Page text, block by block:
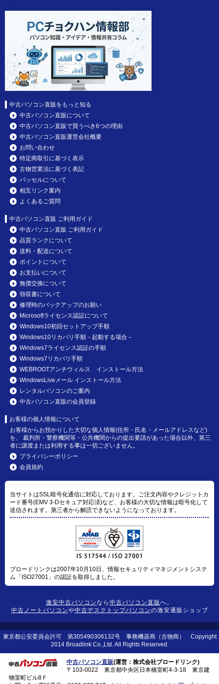
中古パソコン直販をもっと知る
中古パソコン直販について
中古パソコン直販で買うべき6つの理由
中古パソコン直販運営会社概要
お問い合わせ
特定商取引に基づく表示
古物営業法に基づく表記
パッセルについて
相互リンク案内
よくあるご質問
中古パソコン直販 ご利用ガイド
中古パソコン直販 ご利用ガイド
品質ランクについて
送料・配送について
ポイントについて
お支払いについて
無償交換について
領収書について
修理時のバックアップのお願い
Microsoftライセンス認証について
Windows10初回セットアップ手順
Windows10リカバリ手順－起動する場合－
Windows7ライセンス認証の手順
Windows7リカバリ手順
WEBROOTアンチウィルス インストール方法
WindowsLiveメール インストール方法
レンタルパソコンのご案内
中古パソコン直販の会員登録
お客様の個人情報について
お客様からお預かりした大切な個人情報(住所・氏名・メールアドレスなど)
を、 裁判所・警察機関等・公共機関からの提出要請があった場合以外、第三
者に譲渡または利用する事は一切ございません。
プライバシーポリシー
会員規約
当サイトはSSL暗号化通信に対応しております。ご注文内容やクレジットカ
ード番号(EMV 3-Dセキュア対応済)など、お客様の大切な情報は暗号化して
送信されます。第三者から解読できないようになっております。
ブロードリンクは2007年10月10日、情報セキュリティマネジメントシステ
ム「ISO27001」の認証を取得しました。
激安中古パソコンなら 中古パソコン直販へ。
中古ノートパソコンや中古デスクトップパソコンの激安通販ショップ
東京都公安委員会許可 第305490306132号 事務機器商（古物商） Copyright
2014 Broadlink Co.,Ltd. All Rights Reserved.
中古パソコン直販(運営：株式会社ブロードリンク)
〒103-0022 東京都中央区日本橋室町4-3-18 東京建
物室町ビル8Ｆ